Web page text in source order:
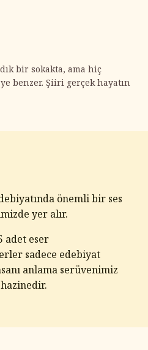
bir sokakta, ama hiç
benzer. Şiiri gerçek hayatın
önemli bir ses
yer alır.
adet eser
sadece edebiyat
anlama serüvenimiz